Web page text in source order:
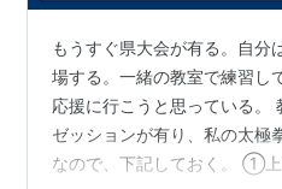
もうすぐ県大会が有る。自分
場する。一緒の教室で練習し
応援に行こうと思っている。
ゼッションが有り、私の太極
なので、下記しておく。 ①